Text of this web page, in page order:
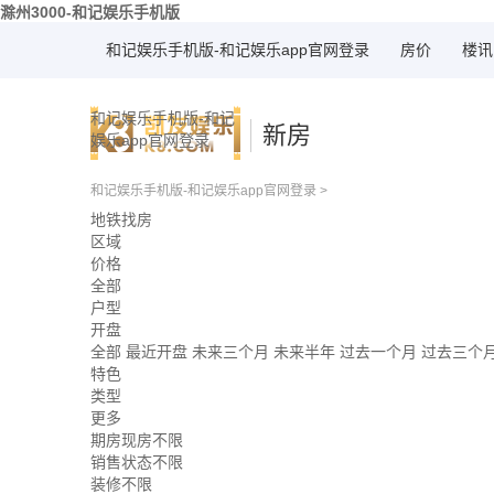
滁州3000-和记娱乐手机版
和记娱乐手机版-和记娱乐app官网登录 房价 楼讯
和记娱乐手机版-和记
娱乐app官网登录
新房
和记娱乐手机版-和记娱乐app官网登录 >
地铁找房
区域
价格
全部
户型
开盘
全部 最近开盘 未来三个月 未来半年 过去一个月 过去三个
特色
类型
更多
期房现房不限
销售状态不限
装修不限